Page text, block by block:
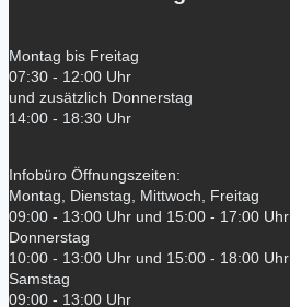
Montag bis Freitag
07:30 - 12:00 Uhr
und zusätzlich Donnerstag
14:00 - 18:30 Uhr
Infobüro Öffnungszeiten:
Montag, Dienstag, Mittwoch, Freitag
09:00 - 13:00 Uhr und 15:00 - 17:00 Uhr
Donnerstag
10:00 - 13:00 Uhr und 15:00 - 18:00 Uhr
Samstag
09:00 - 13:00 Uhr